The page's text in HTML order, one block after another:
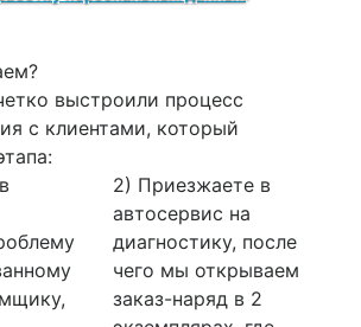
выстроили процесс
с клиентами, который
2) Приезжаете в
автосервис на
диагностику, после
чего мы открываем
заказ-наряд в 2